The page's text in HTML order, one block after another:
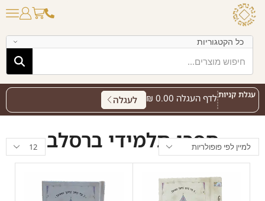
עגלת קניותלדף העגלה ₪ 0.00 לעגלה
ספרי תלמידי ברסלב